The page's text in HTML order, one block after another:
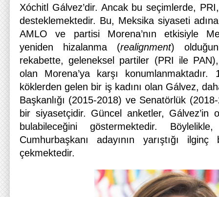
Xóchitl Gálvez’dir. Ancak bu seçimlerde,
desteklemektedir. Bu, Meksika siyaseti adına
AMLO ve partisi Morena’nın etkisiyle
yeniden hizalanma (realignment)
rekabette, geleneksel partiler (PRI ile
olan Morena’ya karşı
köklerden gelen bir iş kadını olan Gálvez,
Başkanlığı (2015-2018) ve Senatörlük
bir siyasetçidir. Güncel anketler, Gálvez’in
bulabileceğini göstermektedir.
Cumhurbaşkanı adayının yarıştığı
çekmektedir.